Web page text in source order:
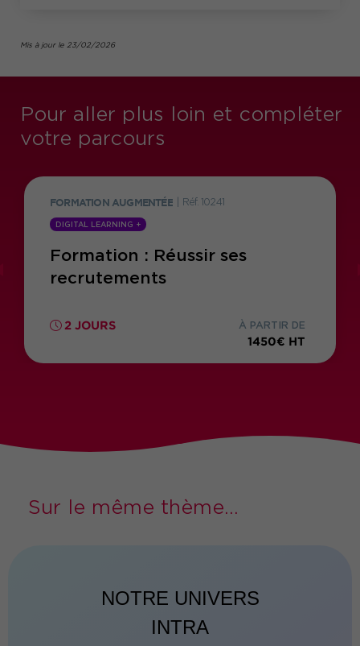
Mis à jour le 23/02/2026
Pour aller plus loin et compléter
votre parcours
FORMATION AUGMENTÉE Réf. 10241
DIGITAL LEARNING +
Formation : Réussir ses
recrutements
2 JOURS À PARTIR DE
1450€ HT
Sur le même thème...
NOTRE UNIVERS
INTRA